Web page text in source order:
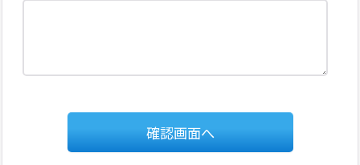
確認画面へ